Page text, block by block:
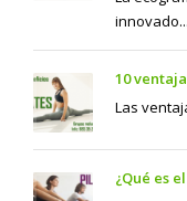
innovado...
10
Las
¿Qué es